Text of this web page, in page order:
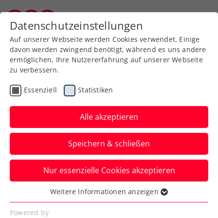
Zurück zur Newsübersicht
Ausbildung
Deine Chance auf ein
Tennis-Stipendium in den
USA
College Tennis Showcase 2026 in
Klagenfurt!
Verfasst von: , 13.05.2026
Datenschutzeinstellungen
Auf unserer Webseite werden Cookies verwendet. Einige
davon werden zwingend benötigt, während es uns andere
ermöglichen, Ihre Nutzererfahrung auf unserer Webseite
zu verbessern.
Essenziell Statistiken
Alle akzeptieren
Speichern & schließen
Nur essenzielle Cookies akzeptieren
Essenziell
Essenzielle Cookies werden für grundlegende
Weitere Informationen anzeigen
Powered by